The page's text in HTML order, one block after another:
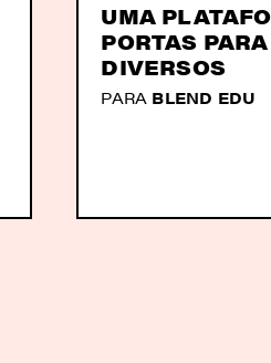
UMA
PORTAS
DIVERSOS
PARA BLEND EDU